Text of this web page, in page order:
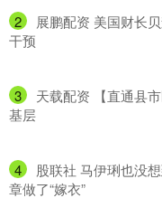
2
展鹏配资 美国财长
干预
3
天载配资 【直通县
基层
4
股联社 马伊琍也没
章做了“嫁衣”